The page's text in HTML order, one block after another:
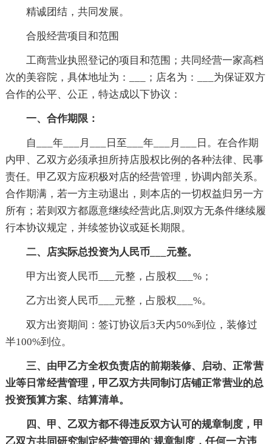
精诚团结，共同发展。
合股经营项目和范围
工商营业执照登记的项目和范围；共同经营一家高档
次的美容院，具体地址为：___；店名为：___为保证双方
合作的公平、公正，特达成以下协议：
一、合作期限：
自___年___月___日至___年___月___日。在合作期
内甲、乙双方必须承担所持店股权比例的各种法律、民事
责任。甲乙双方应积极对店的经营管理，协调内部关系。
合作期满，若一方主动退出，则本店的一切权益归另一方
所有；若则双方都愿意继续经营此店,则双方无条件继续履
行本协议规定，并续签协议或延长期限。
二、店实际总投资为人民币___元整。
甲方出资人民币___元整，占股权___%；
乙方出资人民币___元整，占股权___%。
双方出资期间：签订协议后3天内50%到位，装修过
半100%到位。
三、由甲乙方全权负责店的前期装修、启动、正常营
业等日常经营管理，甲乙双方共同制订店铺正常营业的总
投资预算方案、结算清单。
四、甲、乙双方都不得违反双方认可的规章制度，甲
乙双方共同研究制定经营管理的`规章制度，任何一方违